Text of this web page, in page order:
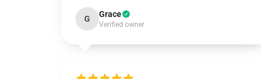
G Grace
Verified owner